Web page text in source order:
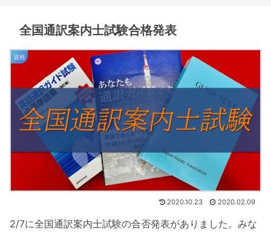
全国通訳案内士試験合格発表
資格
2020.10.23 2020.02.09
2/7に全国通訳案内士試験の合否発表がありました。みな